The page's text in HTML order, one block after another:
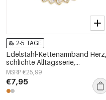
2-5 TAGE
Edelstahl-Kettenarmband Herz,
schlichte Alltagsserie,
Damenschmuck
MSRP €25,99
€7,95